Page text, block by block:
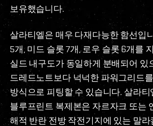
보유했습니다.
살라티엘은 매우 다재다능한 함선입
5개, 미드 슬롯 7개, 로우 슬롯 6개를
실드 내구도가 동일하게 분배되어 있
드레드노트보다 넉넉한 파워그리드
방식으로 피팅할 수 있습니다. 살라티
블루프린트 복제본은 자르자크 또는
해적 반란 전방 작전기지에 있는 말라